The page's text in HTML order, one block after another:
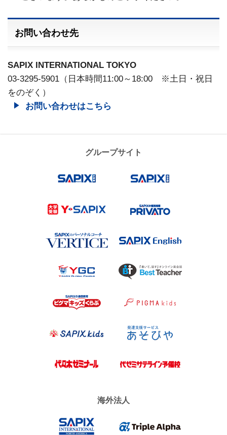
お問い合わせ先
SAPIX INTERNATIONAL TOKYO
03-3295-5901（日本時間11:00～18:00 ※土日・祝日
をのぞく）
お問い合わせはこちら
グループサイト
Y-SAPIX Global Campus（
SAPIX kids
海外法人